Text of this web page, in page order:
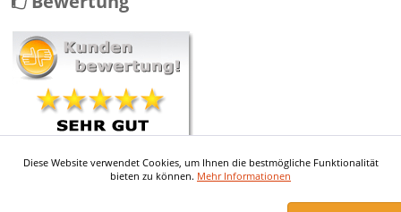
Contact avec le service client
vraiment au top Envoi rapide et les
Diese Website verwendet Cookies, um Ihnen die bestmögliche Funktionalität
bieten zu können. Mehr Informationen